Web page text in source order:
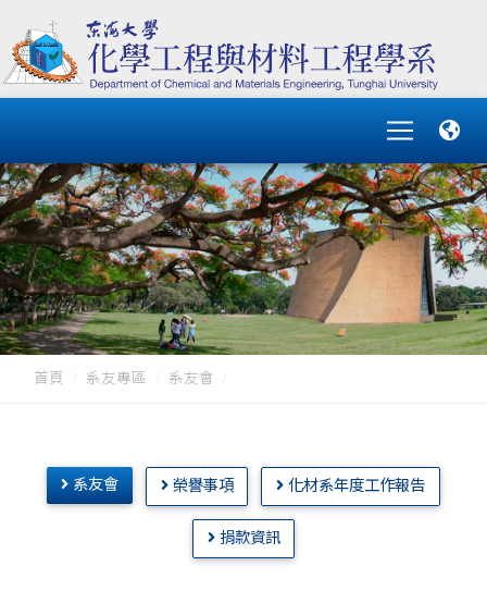
首頁 系友專區 系友會
系友會 榮譽事項 化材系年度工作報告
捐款資訊